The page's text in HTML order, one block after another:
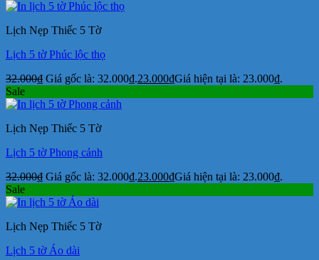
Lịch Nẹp Thiếc 5 Tờ
Lịch 5 tờ Phúc lộc thọ
32.000₫ Giá gốc là: 32.000₫.23.000₫Giá hiện tại là: 23.000₫.
Sale
Lịch Nẹp Thiếc 5 Tờ
Lịch 5 tờ Phong cảnh
32.000₫ Giá gốc là: 32.000₫.23.000₫Giá hiện tại là: 23.000₫.
Sale
Lịch Nẹp Thiếc 5 Tờ
Lịch 5 tờ Áo dài